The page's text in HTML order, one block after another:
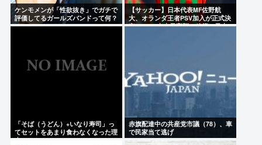
ケンモメンが「性欲抜き」でガチで
評価してるガールズバンドって何？
【サッカー】日本代表MF佐野航
大、オランダ王者PSV加入が正式決
定！ NEC史上最高額の移籍、最大
「そば（うどん）+いなり寿司」っ
てセットをあまり食わなくなった理
由。
赤旗配達中の共産党市議（78）、車
で民家当て逃げ